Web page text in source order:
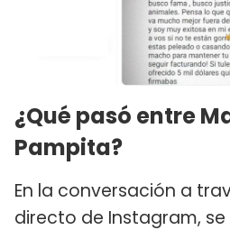
¿Qué pasó entre
Pampita?
En la conversación a
directo de Instagram,